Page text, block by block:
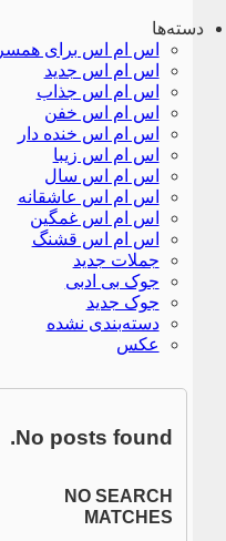
دسته‌ها
اس ام اس برای همسر
اس ام اس جدید
اس ام اس جذاب
اس ام اس خفن
اس ام اس خنده دار
اس ام اس زیبا
اس ام اس سال
اس ام اس عاشقانه
اس ام اس غمگین
اس ام اس قشنگ
جملات جدید
جوک بی ادبی
جوک جدید
دسته‌بندی نشده
عکس
No posts found.
NO SEARCH
MATCHES